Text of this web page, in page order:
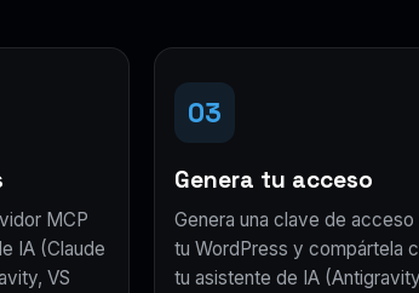
MCP
IA (Claude
VS
03
Genera tu acceso
Genera una clave de acceso
tu WordPress y compártela
tu asistente de IA